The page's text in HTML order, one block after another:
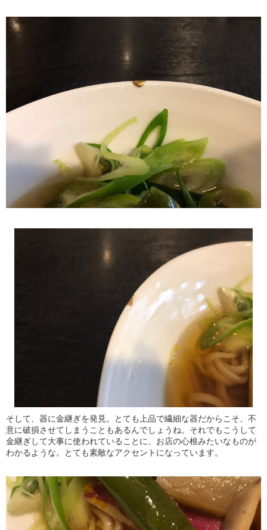
そして、器に金継ぎを発見。とても上品で繊細な器だからこそ、不
意に破損させてしまうこともあるんでしょうね。それでもこうして
金継ぎして大事に使われていることに、お店の心根みたいなものが
わかるような。とても素敵なアクセントになっています。